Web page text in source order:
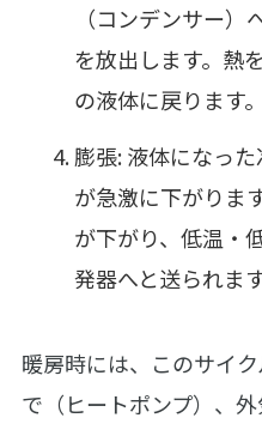
（コンデンサー
を放出します。熱
の液体に戻ります。
膨張: 液体になっ
が急激に下がりま
が下がり、低温・
発器へと送られます
暖房時には、このサイ
で（ヒートポンプ）、